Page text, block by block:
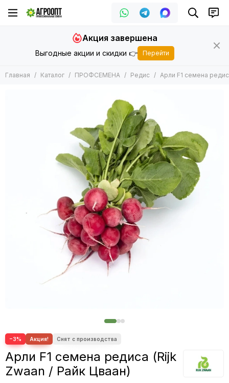
ПРОФСЕМЕНА
Горох
Перец
Земляника
Микрозелень - семена для проращивания
Фасоль
Фенхель
Выгодные акции и скидки 👉
Акция завершена
Перейти
Главная Каталог ПРОФСЕМЕНА Редис Арли F1 семена
−3%
Арли F1 семена редиса (Rijk
Zwaan / Райк Цваан)